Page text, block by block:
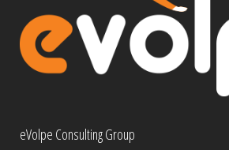
eVolpe Consulting Group